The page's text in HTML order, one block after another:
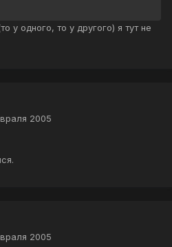
у одного, то у другого) я тут не
2005
2005